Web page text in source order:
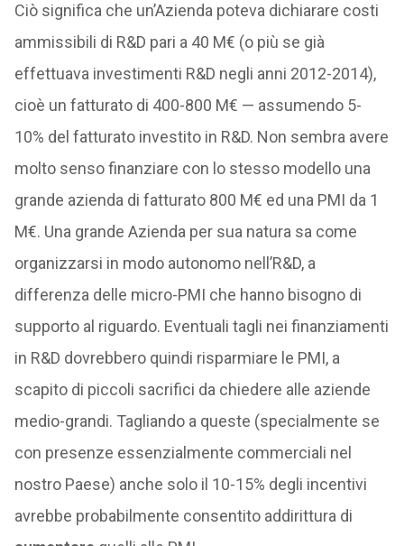
Ciò significa che un’Azienda poteva dichiarare costi
ammissibili di R&D pari a 40 M€ (o più se già
effettuava investimenti R&D negli anni 2012-2014),
cioè un fatturato di 400-800 M€ — assumendo 5-
10% del fatturato investito in R&D. Non sembra avere
molto senso finanziare con lo stesso modello una
grande azienda di fatturato 800 M€ ed una PMI da 1
M€. Una grande Azienda per sua natura sa come
organizzarsi in modo autonomo nell’R&D, a
differenza delle micro-PMI che hanno bisogno di
supporto al riguardo. Eventuali tagli nei finanziamenti
in R&D dovrebbero quindi risparmiare le PMI, a
scapito di piccoli sacrifici da chiedere alle aziende
medio-grandi. Tagliando a queste (specialmente se
con presenze essenzialmente commerciali nel
nostro Paese) anche solo il 10-15% degli incentivi
avrebbe probabilmente consentito addirittura di